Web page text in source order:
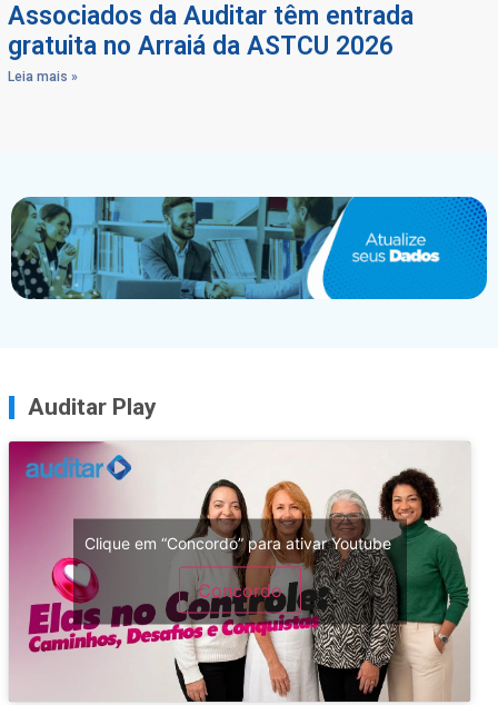
Associados da Auditar têm entrada
gratuita no Arraiá da ASTCU 2026
Leia mais »
Auditar Play
Clique em “Concordo” para ativar Youtube
Concordo